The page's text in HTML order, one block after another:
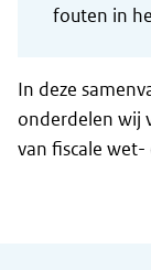
fouten in
In deze
onderdelen wij
van fiscale wet-